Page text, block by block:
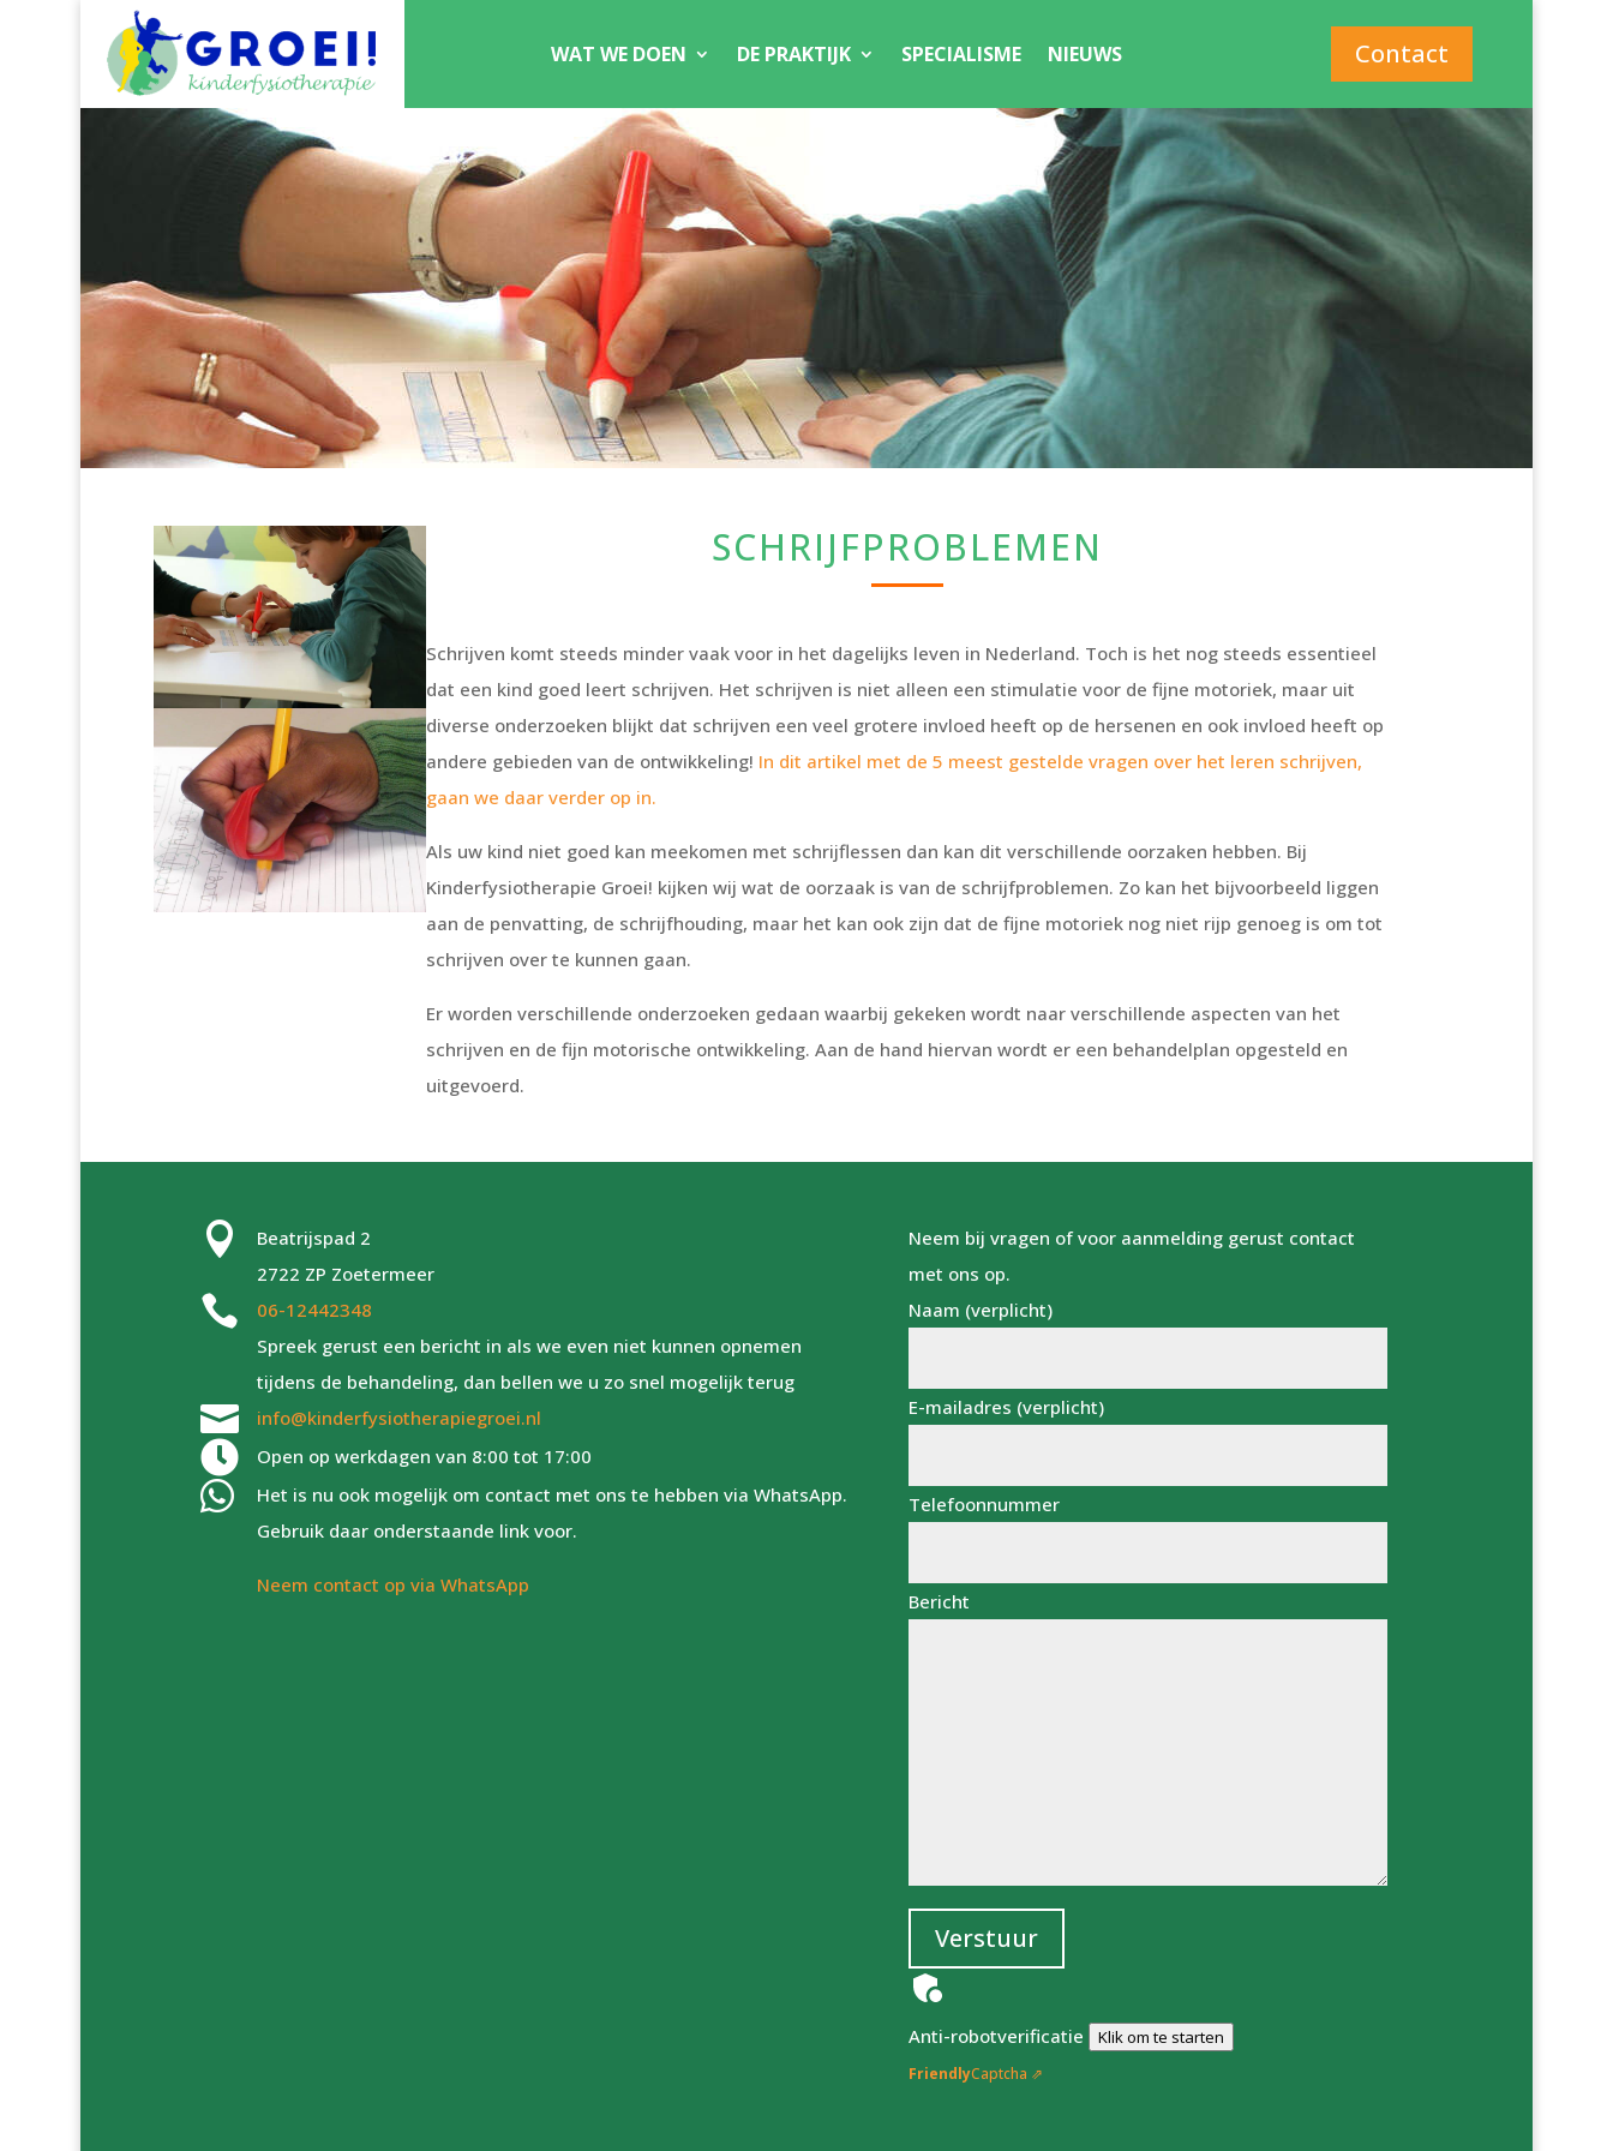
WAT WE DOEN DE PRAKTIJK SPECIALISME NIEUWS Contact
SCHRIJFPROBLEMEN
Schrijven komt steeds minder vaak voor in het dagelijks leven in Nederland. Toch is het nog steeds essentieel
dat een kind goed leert schrijven. Het schrijven is niet alleen een stimulatie voor de fijne motoriek, maar uit
diverse onderzoeken blijkt dat schrijven een veel grotere invloed heeft op de hersenen en ook invloed heeft op
andere gebieden van de ontwikkeling! In dit artikel met de 5 meest gestelde vragen over het leren schrijven,
gaan we daar verder op in.
Als uw kind niet goed kan meekomen met schrijflessen dan kan dit verschillende oorzaken hebben. Bij
Kinderfysiotherapie Groei! kijken wij wat de oorzaak is van de schrijfproblemen. Zo kan het bijvoorbeeld liggen
aan de penvatting, de schrijfhouding, maar het kan ook zijn dat de fijne motoriek nog niet rijp genoeg is om tot
schrijven over te kunnen gaan.
Er worden verschillende onderzoeken gedaan waarbij gekeken wordt naar verschillende aspecten van het
schrijven en de fijn motorische ontwikkeling. Aan de hand hiervan wordt er een behandelplan opgesteld en
uitgevoerd.

Beatrijspad 2
2722 ZP Zoetermeer

06-12442348
Spreek gerust een bericht in als we even niet kunnen opnemen
tijdens de behandeling, dan bellen we u zo snel mogelijk terug
 info@kinderfysiotherapiegroei.nl
 Open op werkdagen van 8:00 tot 17:00

Het is nu ook mogelijk om contact met ons te hebben via WhatsApp.
Gebruik daar onderstaande link voor.
Neem contact op via WhatsApp
Neem bij vragen of voor aanmelding gerust contact
met ons op.
Naam (verplicht)
E-mailadres (verplicht)
Telefoonnummer
Bericht
Verstuur
Anti-robotverificatie Klik om te starten
FriendlyCaptcha ⇗